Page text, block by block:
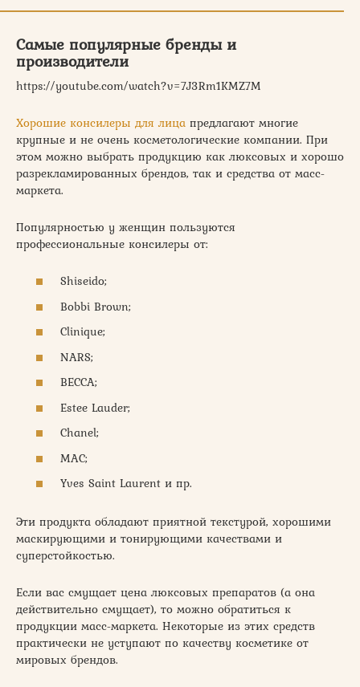
Самые популярные бренды и
производители
https://youtube.com/watch?v=7J3Rm1KMZ7M
Хорошие консилеры для лица предлагают многие
крупные и не очень косметологические компании. При
этом можно выбрать продукцию как люксовых и хорошо
разрекламированных брендов, так и средства от масс-
маркета.
Популярностью у женщин пользуются
профессиональные консилеры от:
Shiseido;
Bobbi Brown;
Clinique;
NARS;
BECCA;
Estee Lauder;
Chanel;
MAC;
Yves Saint Laurent и пр.
Эти продукта обладают приятной текстурой, хорошими
маскирующими и тонирующими качествами и
суперстойкостью.
Если вас смущает цена люксовых препаратов (а она
действительно смущает), то можно обратиться к
продукции масс-маркета. Некоторые из этих средств
практически не уступают по качеству косметике от
мировых брендов.